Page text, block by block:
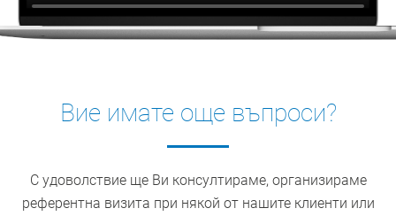
Вие имате още въпроси?
С удоволствие ще Ви консултираме, организираме
референтна визита при някой от нашите клиенти или